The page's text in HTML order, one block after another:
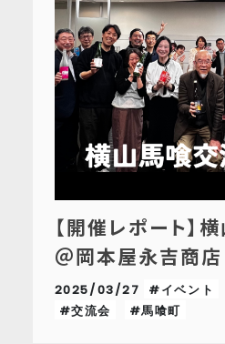
【開催レポート】
＠岡本屋永吉商店
2025/03/27 #イベント
#交流会
#馬喰町